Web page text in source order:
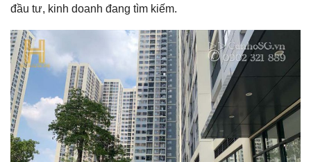
đầu tư, kinh doanh đang tìm kiếm.